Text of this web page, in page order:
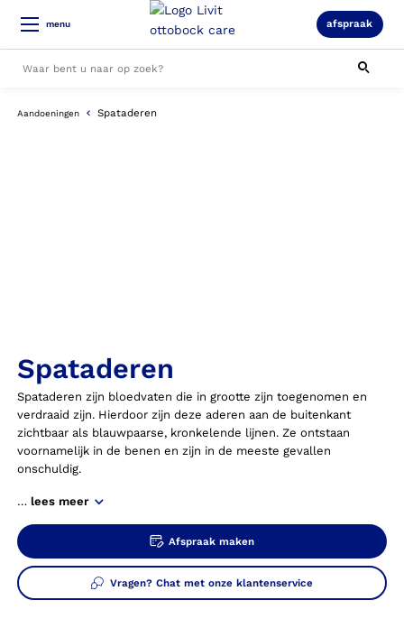
menu afspraak
Alle resultaten
Aandoeningen Spataderen
Spataderen
Spataderen zijn bloedvaten die in grootte zijn toegenomen en
verdraaid zijn. Hierdoor zijn deze aderen aan de buitenkant
zichtbaar als blauwpaarse, kronkelende lijnen. Ze ontstaan
voornamelijk in de benen en zijn in de meeste gevallen
onschuldig.
…lees meer
Afspraak maken
Vragen? Chat met onze klantenservice